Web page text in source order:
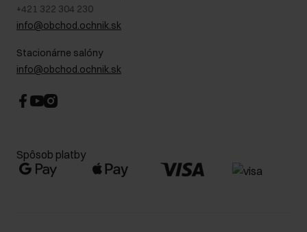
+421 322 304 230
info@obchod.ochnik.sk
Stacionárne salóny
info@obchod.ochnik.sk
Spôsob platby